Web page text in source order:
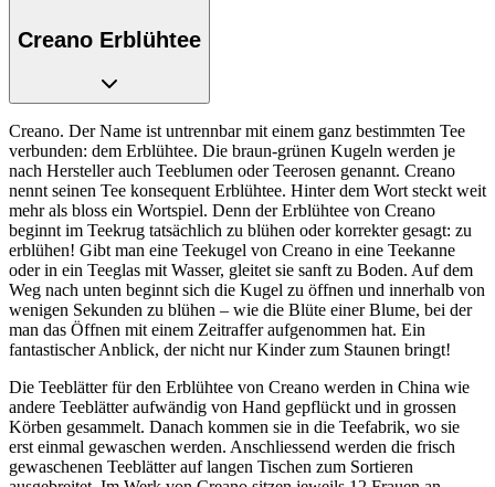
Creano Erblühtee
Creano. Der Name ist untrennbar mit einem ganz bestimmten Tee
verbunden: dem Erblühtee. Die braun-grünen Kugeln werden je
nach Hersteller auch Teeblumen oder Teerosen genannt. Creano
nennt seinen Tee konsequent Erblühtee. Hinter dem Wort steckt weit
mehr als bloss ein Wortspiel. Denn der Erblühtee von Creano
beginnt im Teekrug tatsächlich zu blühen oder korrekter gesagt: zu
erblühen! Gibt man eine Teekugel von Creano in eine Teekanne
oder in ein Teeglas mit Wasser, gleitet sie sanft zu Boden. Auf dem
Weg nach unten beginnt sich die Kugel zu öffnen und innerhalb von
wenigen Sekunden zu blühen – wie die Blüte einer Blume, bei der
man das Öffnen mit einem Zeitraffer aufgenommen hat. Ein
fantastischer Anblick, der nicht nur Kinder zum Staunen bringt!
Die Teeblätter für den Erblühtee von Creano werden in China wie
andere Teeblätter aufwändig von Hand gepflückt und in grossen
Körben gesammelt. Danach kommen sie in die Teefabrik, wo sie
erst einmal gewaschen werden. Anschliessend werden die frisch
gewaschenen Teeblätter auf langen Tischen zum Sortieren